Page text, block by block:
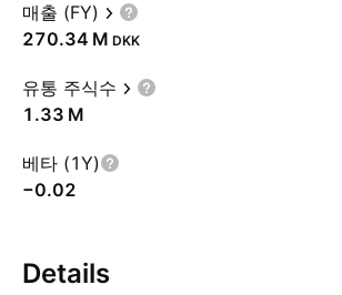
매출 (FY)
‪270.34 M‬ DKK
유통 주식수
‪1.33 M‬
베타 (1Y)
−0.02
Details